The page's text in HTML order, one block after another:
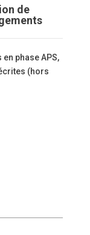
de
phase APS,
(hors